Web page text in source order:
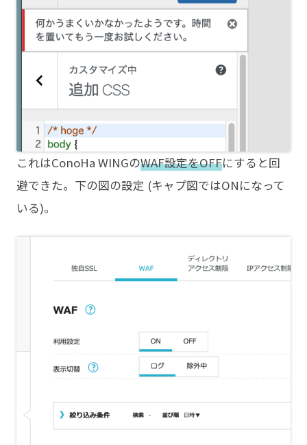
これはConoHa WINGのWAF設定をOFFにすると回
避できた。下の図の設定 (キャプ図ではONになって
いる)。